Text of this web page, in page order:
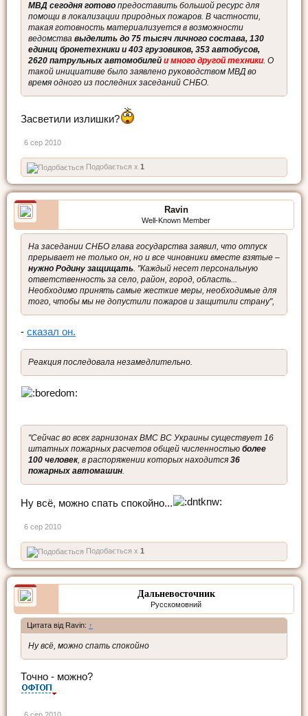
МВД сегодня готово предоставить большой ресурс для
помощи в локализации природных пожаров. В частности,
такая готовность материализуется в возможности
ведомства выделить до 75 тысяч личного состава, 130
единиц бронетехники и 403 грузовиков, 353 автобусов,
2620 патрульных автомобилей и много другой техники. О
такой инициативе было заявлено руководством МВД во
время одного из последних заседаний СНБО.
Засветили излишки?
6 сер 2010
Подобається x 1
Ravin
Well-Known Member
На заседании СНБО глава государства заявил, что отпуск
прерывает не только он, но и все чиновники вместе взятые –
нужно Родину защищать. "Каждый несет персональную
ответственность за село, район, город, область...
Необходимо принять самые жесткие меры, необходимые для
того, чтобы мы не допустили пожаров и защитили страну",
- сказал он.
Реакция последовала незамедлительно.
"Сейчас во всех гарнизонах ВМС ВС Украины существует 16
штатных пожарных расчетов общей численностью более
100 человек, в распоряжении которых находится 36
пожарных автомашин.
Ну всё, можно спать спокойно...
6 сер 2010
Подобається x 1
Дальневосточник
Русскомовний
Цитата від Ravin: ↑
Ну всё, можно спать спокойно
Точно - можно?